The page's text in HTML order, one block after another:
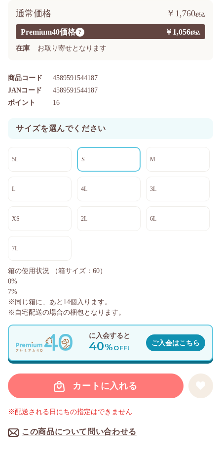
Premium40価格 ? ￥1,056
通常価格 ￥1,760
在庫 お取り寄せとなります
商品コード 4589591544187
ポイント 16
JANコード 4589591544187
サイズを選んでください
5L S M
L 4L 3L
XS 2L 6L
7L
カートに入れる
この商品について問い合わせる
※配送される日にちの指定はできません
に入会すると
40%OFF!
ご入会はこちら
箱の使用状況
（箱サイズ：60）
0%
7%
※同じ箱に、あと 14個入ります。
※自宅配送の場合の梱包となります。